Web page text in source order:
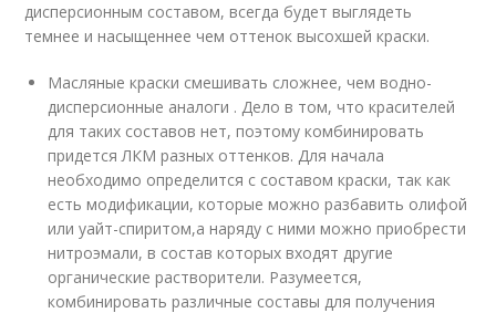
дисперсионным составом, всегда будет выглядеть
темнее и насыщеннее чем оттенок высохшей краски.
Масляные краски смешивать сложнее, чем водно-
дисперсионные аналоги . Дело в том, что красителей
для таких составов нет, поэтому комбинировать
придется ЛКМ разных оттенков. Для начала
необходимо определится с составом краски, так как
есть модификации, которые можно разбавить олифой
или уайт-спиритом,а наряду с ними можно приобрести
нитроэмали, в состав которых входят другие
органические растворители. Разумеется,
комбинировать различные составы для получения